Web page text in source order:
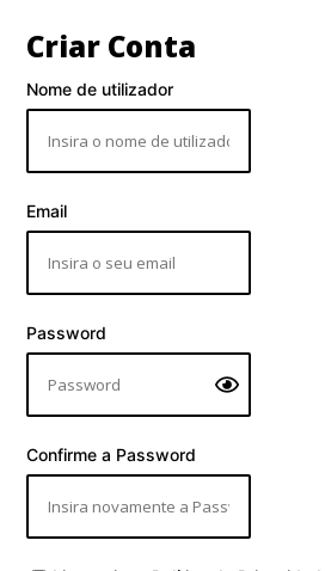
Criar Conta
Nome de utilizador
Email
Password
Confirme a Password